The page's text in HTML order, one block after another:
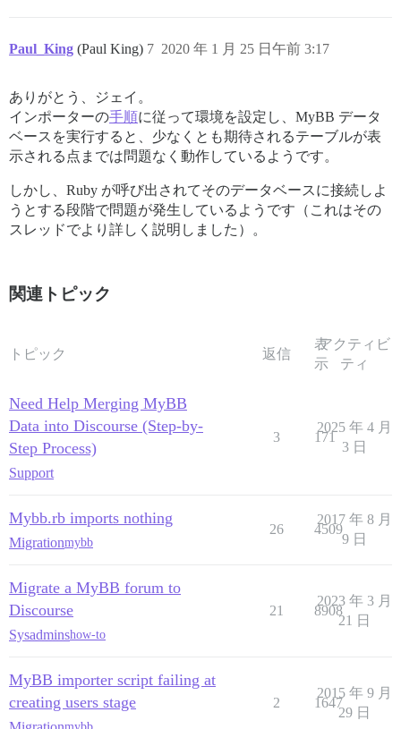
Paul_King (Paul King) 2020 年 1 月 25 日午前 3:17
7
ありがとう、ジェイ。
インポーターの手順に従って環境を設定し、MyBB データ
ベースを実行すると、少なくとも期待されるテーブルが表
示される点までは問題なく動作しているようです。
しかし、Ruby が呼び出されてそのデータベースに接続しよ
うとする段階で問題が発生しているようです（これはその
スレッドでより詳しく説明しました）。
関連トピック
トピック 返信
表
示
アクティビ
ティ
Need Help Merging MyBB
Data into Discourse (Step-by-
Step Process)
Support
3 171
2025 年 4 月
3 日
Mybb.rb imports nothing
Migrationmybb
26 4509
2017 年 8 月
9 日
Migrate a MyBB forum to
Discourse
Sysadminshow-to
21 8908
2023 年 3 月
21 日
MyBB importer script failing at
creating users stage
2 1647
2015 年 9 月
29 日